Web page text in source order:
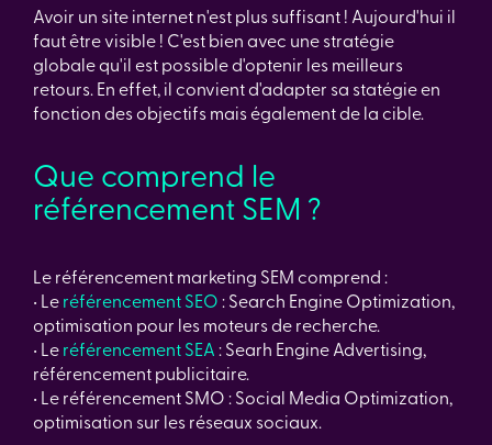
Avoir un site internet n'est plus suffisant ! Aujourd'hui il
faut être visible ! C'est bien avec une stratégie
globale qu'il est possible d'optenir les meilleurs
retours. En effet, il convient d'adapter sa statégie en
fonction des objectifs mais également de la cible.
Que comprend le
référencement SEM ?
Le référencement marketing SEM comprend :
• Leréférencement SEO: Search Engine Optimization,
optimisation pour les moteurs de recherche.
• Leréférencement SEA: Searh Engine Advertising,
référencement publicitaire.
• Le référencement SMO : Social Media Optimization,
optimisation sur les réseaux sociaux.